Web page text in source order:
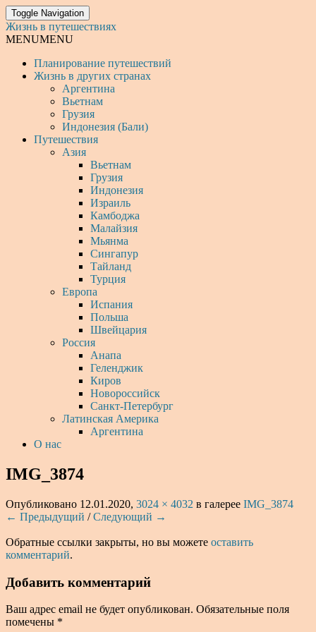
Toggle Navigation
Жизнь в путешествиях
MENUMENU
Планирование путешествий
Жизнь в других странах
Аргентина
Вьетнам
Грузия
Индонезия (Бали)
Путешествия
Азия
Вьетнам
Грузия
Индонезия
Израиль
Камбоджа
Малайзия
Мьянма
Сингапур
Тайланд
Турция
Европа
Испания
Польша
Швейцария
Россия
Анапа
Геленджик
Киров
Новороссийск
Санкт-Петербург
Латинская Америка
Аргентина
О нас
IMG_3874
Опубликовано 12.01.2020, 3024 × 4032 в галерее IMG_3874
← Предыдущий /Следующий →
Обратные ссылки закрыты, но вы можете оставить
комментарий.
Добавить комментарий
Ваш адрес email не будет опубликован. Обязательные поля
помечены *